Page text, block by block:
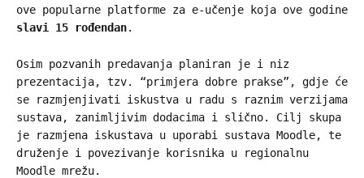
ove popularne platforme za e-učenje koja ove godine
slavi 15 rođendan.
Osim pozvanih predavanja planiran je i niz
prezentacija, tzv. “primjera dobre prakse”, gdje će
se razmjenjivati iskustva u radu s raznim verzijama
sustava, zanimljivim dodacima i slično. Cilj skupa
je razmjena iskustava u uporabi sustava Moodle, te
druženje i povezivanje korisnika u regionalnu
Moodle mrežu.